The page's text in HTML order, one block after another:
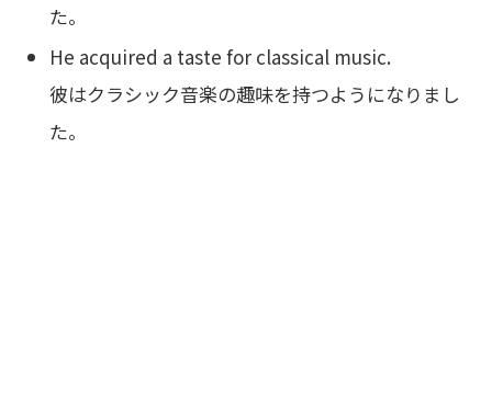
た。
He acquired a taste for classical music.
彼はクラシック音楽の趣味を持つようになりまし
た。